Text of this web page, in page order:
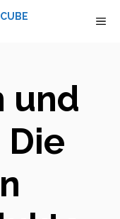
und
Die